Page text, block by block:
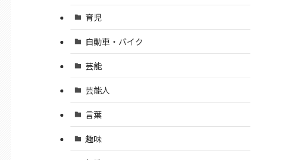
育児
自動車・バイク
芸能
芸能人
言葉
趣味